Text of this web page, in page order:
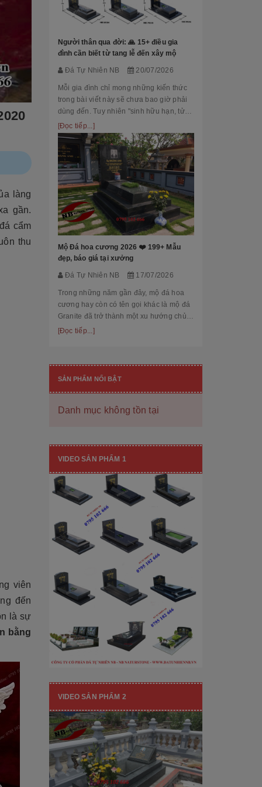
Biển hiệu đá khối đang ngày càng được
nhiều công ty, khu đô thị mới, resort cao
cấp lựa chọn nhờ vẻ đẹp sang trọng, bề
thế cùng độ bền vượt trội. Không chỉ là
hạng mục nhận diện thương hiệu, nó
làng
gần.
cẩm
thu
viên
đến
là sự
bằng
Người thân qua đời: 🙏 15+ điều gia
đình cần biết từ tang lễ đến xây mộ
Đá Tự Nhiên NB 20/07/2026
Mỗi gia đình chỉ mong những kiến thức
trong bài viết này sẽ chưa bao giờ phải
dùng đến. Tuy nhiên "sinh hữu hạn, tử
bất kỳ" việc chuẩn bị đầy đủ kiến thức về
các thủ tục, nghi lễ và xây dựng mộ
phầ...
[Đọc tiếp...]
Mộ Đá hoa cương 2026 ❤️ 199+ Mẫu
đẹp, báo giá tại xưởng
Đá Tự Nhiên NB 17/07/2026
Trong những năm gần đây, mộ đá hoa
cương hay còn có tên gọi khác là mộ đá
Granite đã trở thành một xu hướng chủ
đạo trong thiết kế thi công mộ đá tự
[Đọc tiếp...]
SẢN PHẨM NỔI BẬT
Danh mục không tồn tại
VIDEO SẢN PHẨM 1
VIDEO SẢN PHẨM 2